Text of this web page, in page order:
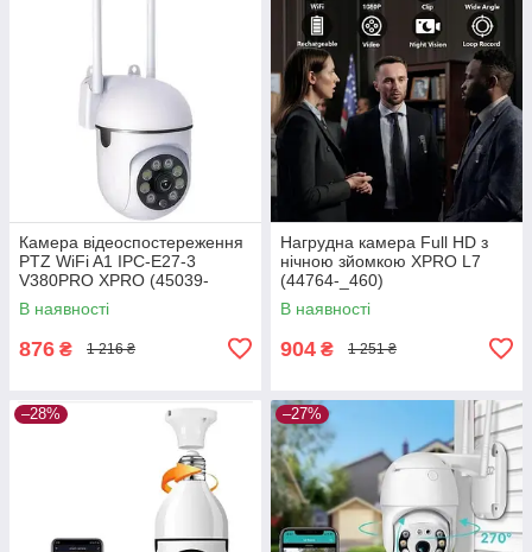
Камера відеоспостереження
PTZ WiFi A1 IPC-E27-3
V380PRO XPRO (45039-
16971_457)
В наявності
876 ₴ 1 216 ₴
Нагрудна камера Full HD з
нічною зйомкою XPRO L7
(44764-_460)
В наявності
904 ₴ 1 251 ₴
–28% –27%